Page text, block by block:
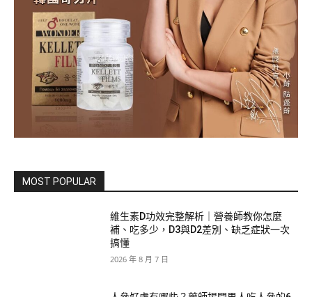
MOST POPULAR
維生素D功效完整解析｜營養師教你怎麼
補、吃多少，D3與D2差別、缺乏症狀一次
搞懂
2026 年 8 月 7 日